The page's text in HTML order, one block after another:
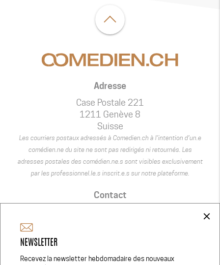
Adresse
Case Postale 221
1211 Genève 8
Suisse
Les courriers postaux adressés à Comedien.ch à l’intention d’un.e
comédien.ne du site ne sont pas redirigés ni retournés. Les
adresses postales des comédien.ne.s sont visibles exclusivement
par les professionnel.le.s inscrit.e.s sur notre plateforme.
Contact
close
NEWSLETTER
Recevez la newsletter hebdomadaire des nouveaux